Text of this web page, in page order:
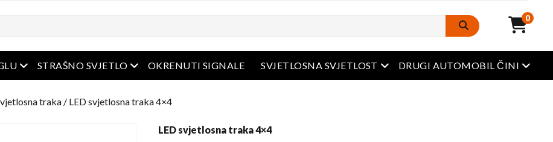
0
Otvoreni izbornik
STRAŠNO SVJETLO Otvoreni izbornik
OKRENUTI SIGNALE SVJETLOSNA SVJETLOST Otvoreni izbornik
DRUGI AUTOMOBIL ČINI
traka / LED svjetlosna traka 4×4
LED svjetlosna traka 4×4